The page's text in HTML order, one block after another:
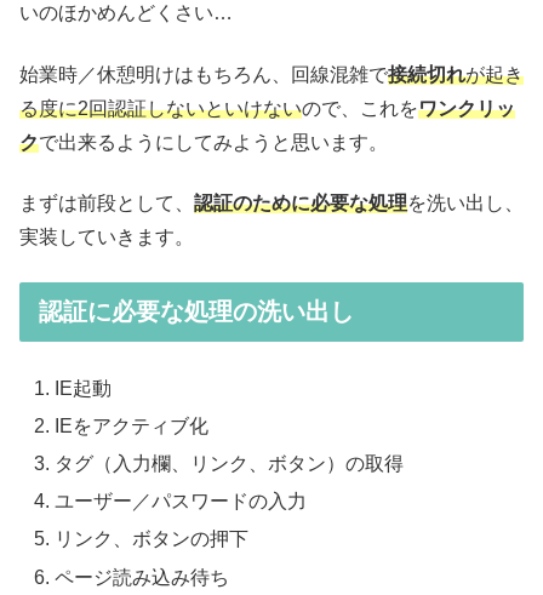
いのほかめんどくさい…
始業時／休憩明けはもちろん、回線混雑で接続切れが起き
る度に2回認証しないといけないので、これをワンクリッ
クで出来るようにしてみようと思います。
まずは前段として、 認証のために必要な処理を洗い出し、
実装していきます。
認証に必要な処理の洗い出し
IE起動
IEをアクティブ化
タグ（入力欄、リンク、ボタン）の取得
ユーザー／パスワードの入力
リンク、ボタンの押下
ページ読み込み待ち